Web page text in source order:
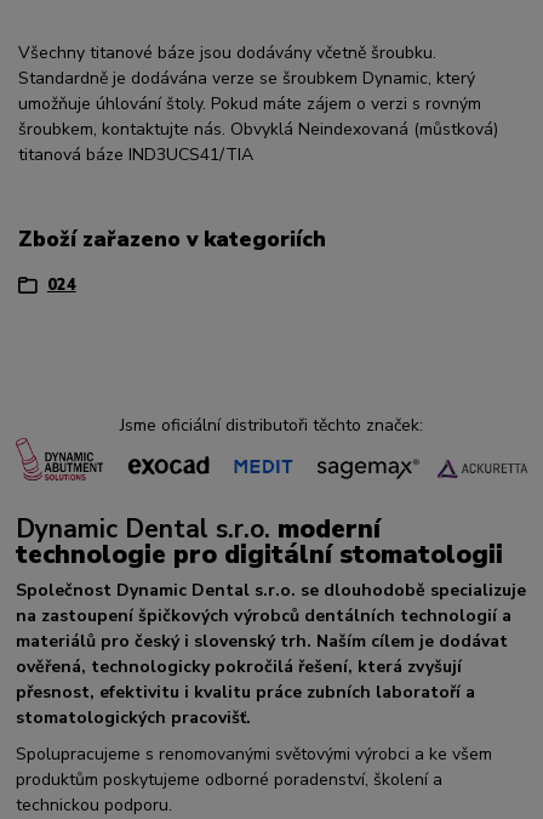
Všechny titanové báze jsou dodávány včetně šroubku.
Standardně je dodávána verze se šroubkem Dynamic, který
umožňuje úhlování štoly. Pokud máte zájem o verzi s rovným
šroubkem, kontaktujte nás. Obvyklá Neindexovaná (můstková)
titanová báze IND3UCS41/TIA
Zboží zařazeno v kategoriích
024
Jsme oficiální distributoři těchto značek:
Dynamic Dental s.r.o. moderní
technologie pro digitální stomatologii
Společnost Dynamic Dental s.r.o. se dlouhodobě specializuje
na zastoupení špičkových výrobců dentálních technologií a
materiálů pro český i slovenský trh. Naším cílem je dodávat
ověřená, technologicky pokročilá řešení, která zvyšují
přesnost, efektivitu i kvalitu práce zubních laboratoří a
stomatologických pracovišť.
Spolupracujeme s renomovanými světovými výrobci a ke všem
produktům poskytujeme odborné poradenství, školení a
technickou podporu.